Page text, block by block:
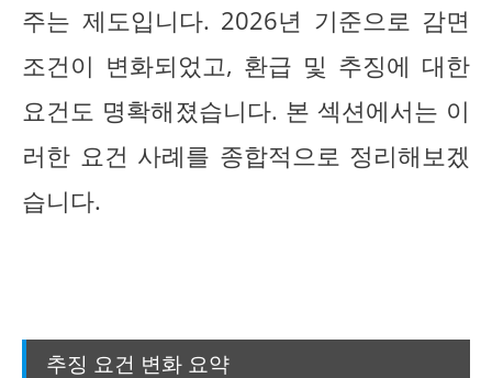
주는 제도입니다. 2026년 기준으로 감면
조건이 변화되었고, 환급 및 추징에 대한
요건도 명확해졌습니다. 본 섹션에서는 이
러한 요건 사례를 종합적으로 정리해보겠
습니다.
추징 요건 변화 요약